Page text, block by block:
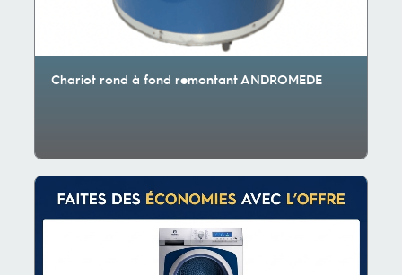
Chariot rond à fond remontant ANDROMEDE